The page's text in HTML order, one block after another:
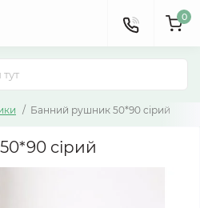
0
Банний рушник 50*90 cірий
cірий